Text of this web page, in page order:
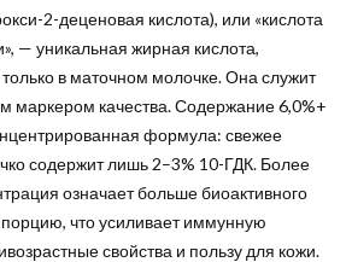
2-деценовая кислота), или «кислота
— уникальная жирная кислота,
в маточном молочке. Она служит
маркером качества. Содержание 6,0%+
формула: свежее
содержит лишь 2–3% 10-ГДК. Более
означает больше биоактивного
что усиливает иммунную
свойства и пользу для кожи.